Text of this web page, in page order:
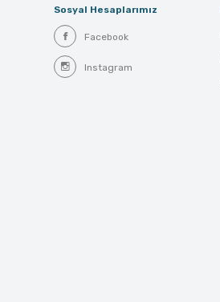
Sosyal Hesaplarımız
Facebook
Instagram